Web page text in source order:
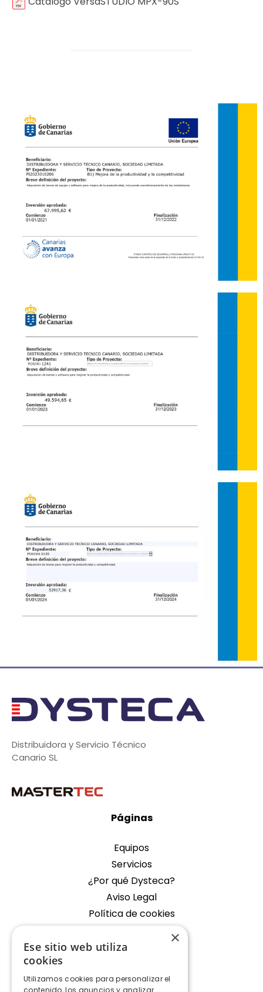
Distribuidora y Servicio Técnico
Canario SL
Páginas
Equipos
Servicios
¿Por qué Dysteca?
Aviso Legal
Política de cookies
Empresa
Contacto
×
Ese sitio web utiliza
cookies
Utilizamos cookies para personalizar el
contenido, los anuncios y analizar